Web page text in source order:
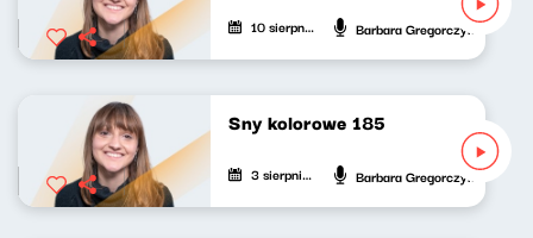
10 sierpnia 2024 Barbara Gregorczyk
Sny kolorowe 185
3 sierpnia 2024 Barbara Gregorczyk